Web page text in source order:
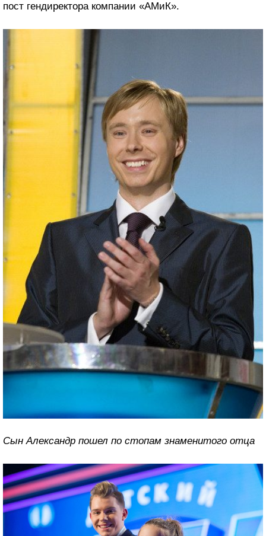
пост гендиректора компании «АМиК».
Сын Александр пошел по стопам знаменитого отца